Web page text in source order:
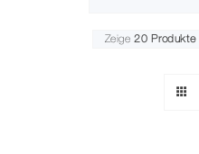
Zeige20 Produkte